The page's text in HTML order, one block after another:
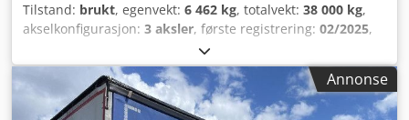
Tilstand: brukt, egenvekt: 6 462 kg, totalvekt: 38 000 kg,
akselkonfigurasjon: 3 aksler, første registrering: 02/2025,
13 620 mm, lasteplassbredde:
mm, lasteromshøyde:2 780 mm, lasteromsvolum:93 m³,
fjæring:
luft, dekkstørrelse:385/65 R22,5 , farge: rød ,
Byggeår:2025, Utstyr:ABS,
Annonse